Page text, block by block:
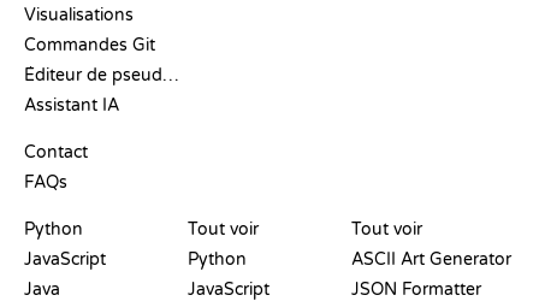
Visualisations
Commandes Git
Éditeur de pseudo-code
Assistant IA
Contact
FAQs
Python
JavaScript
Java
Tout voir
Python
JavaScript
Tout voir
ASCII Art Generator
JSON Formatter